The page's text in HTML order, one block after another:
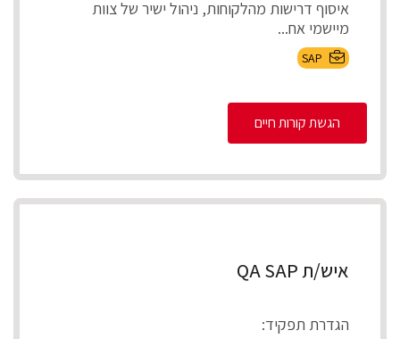
איסוף דרישות מהלקוחות, ניהול ישיר של צוות
מיישמי אח...
SAP
הגשת קורות חיים
איש/ת QA SAP
הגדרת תפקיד: